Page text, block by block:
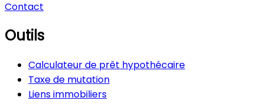
Contact
Outils
Calculateur de prêt hypothécaire
Taxe de mutation
Liens immobiliers